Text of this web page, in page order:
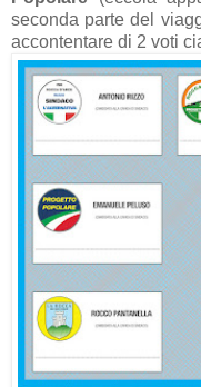
seconda parte del
accontentare di 2 voti